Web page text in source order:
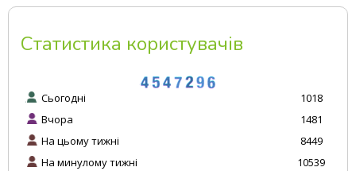
Статистика користувачів
Сьогодні
Вчора
На цьому тижні
На минулому тижні
1018
1481
8449
10539